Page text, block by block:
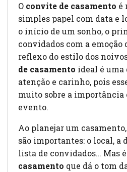
O convite de casamento é
simples papel com data e
o início de um sonho, o
convidados com a emoção
reflexo do estilo dos
de casamento ideal é uma
atenção e carinho, pois
muito sobre a importância
evento.
Ao planejar um
são importantes: o local, a
lista de convidados… Mas
casamento que dá o tom